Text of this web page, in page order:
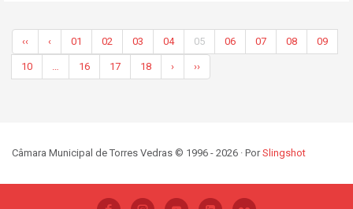
‹‹ ‹ 01 02 03 04 05 06 07 08 09
10 … 16 17 18 › ››
Câmara Municipal de Torres Vedras © 1996 - 2026 · PorSlingshot